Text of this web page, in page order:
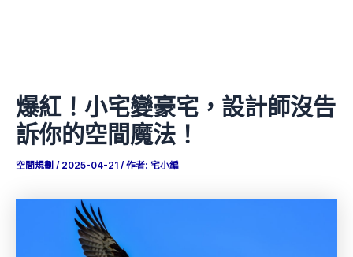
爆紅！小宅變豪宅，設計師沒告
訴你的空間魔法！
空間規劃 / 2025-04-21 / 作者: 宅小編